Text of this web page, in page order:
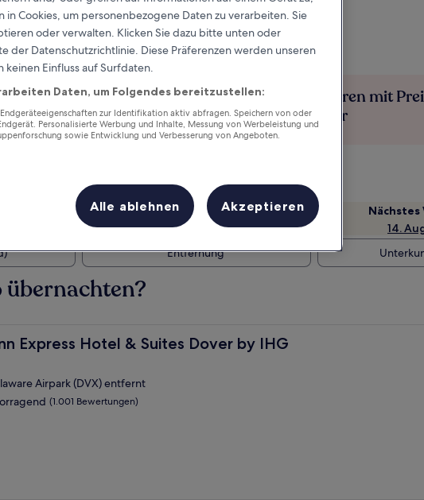
Prämien für jede
Übernachtung
Mehr sparen mit
Mitglieder
Dieses Wochenende
7. Aug. - 9. Aug.
14.
Entfernung
übernachten?
Express Hotel & Suites Dover by IHG
Hotel & Suites Dover by IHG
Airpark (DVX) entfernt
(1.001 Bewertungen)
Cookies, um personenbezogene Daten zu verarbeiten. Sie
oder verwalten. Klicken Sie dazu bitte unten oder
der Datenschutzrichtlinie. Diese Präferenzen werden unseren
keinen Einfluss auf Surfdaten.
Daten, um Folgendes bereitzustellen:
zur Identifikation aktiv abfragen. Speichern von oder
Personalisierte Werbung und Inhalte, Messung von Werbeleistung und
sowie Entwicklung und Verbesserung von Angeboten.
Alle ablehnen Akzeptieren